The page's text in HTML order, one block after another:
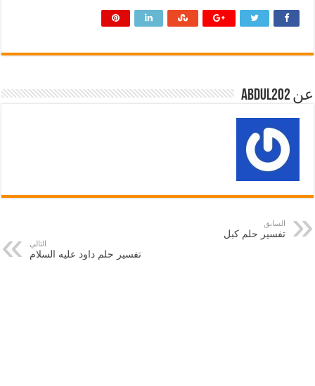
عن abdul202
السابق
تفسير حلم كبل
التالي
تفسير حلم داود عليه السلام